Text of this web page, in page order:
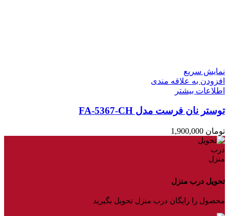
نمایش سریع
افزودن به علاقه مندی
اطلاعات بیشتر
توستر نان فرست مدل FA-5367-CH
تومان
تحویل درب منزل
محصول را رایگان درب منزل تحویل بگیرید